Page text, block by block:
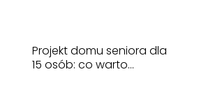
Projekt domu seniora dla
15 osób: co warto